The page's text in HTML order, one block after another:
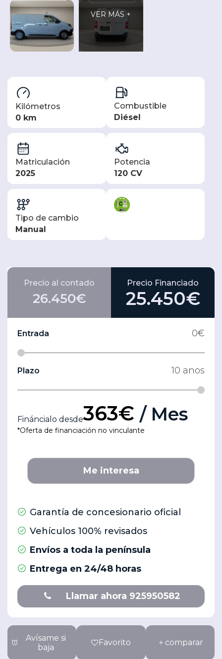
VER MÁS +
Kilómetros
0 km
Combustible
Diésel
Matriculación
2025
Potencia
120 CV
Tipo de cambio
Manual
Precio al contado
26.450€
Precio Financiado
25.450€
Entrada 0€
Plazo 10 anos
Fináncialo desde363€ / Mes
*Oferta de financiación no vinculante
Me interesa
Garantía de concesionario oficial
Vehículos 100% revisados
Envíos a toda la península
Entrega en 24/48 horas
Llamar ahora 925950582
Avísame si
baja
Favorito comparar